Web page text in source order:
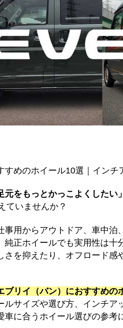
すめのホイール10選｜イン
元をもっとかっこよくした
ていませんか？
事用からアウトドア、車中
純正ホイールでも実用性は十
さを抑えたり、オフロード感
ブリイ（バン）におすすめの
ルサイズや選び方、インチア
車に合うホイール選びの参考